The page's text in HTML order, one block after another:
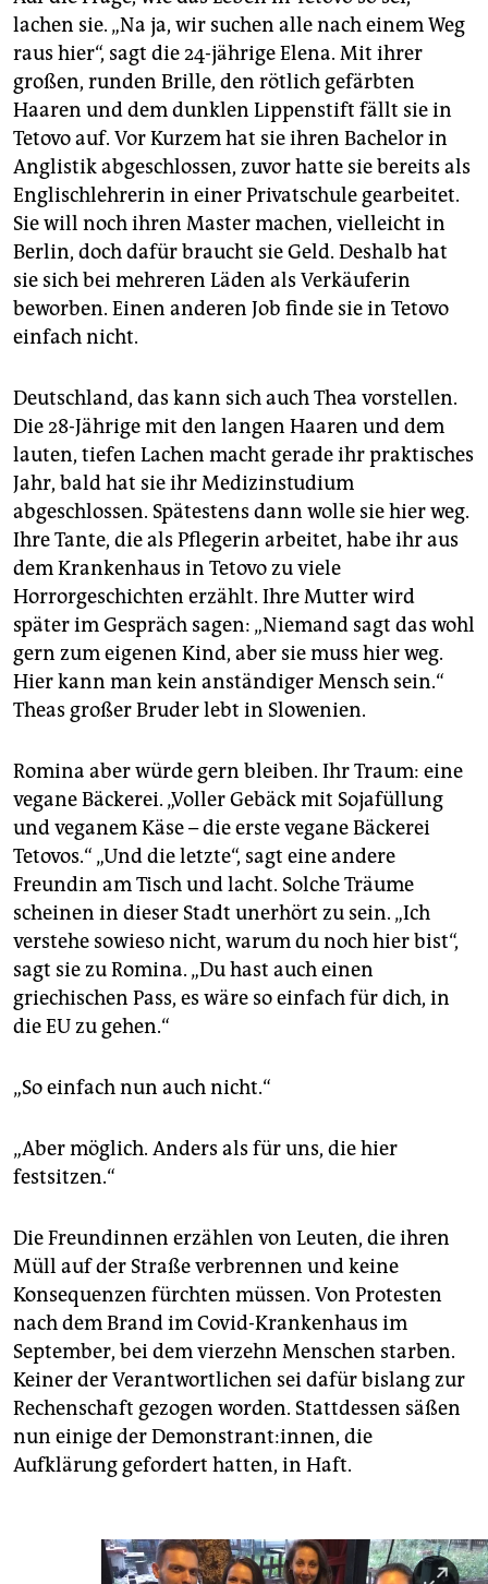
lachen sie. „Na ja, wir suchen alle nach einem Weg
raus hier“, sagt die 24-jährige Elena. Mit ihrer
großen, runden Brille, den rötlich gefärbten
Haaren und dem dunklen Lippenstift fällt sie in
Tetovo auf. Vor Kurzem hat sie ihren Bachelor in
Anglistik abgeschlossen, zuvor hatte sie bereits als
Englischlehrerin in einer Privatschule gearbeitet.
Sie will noch ihren Master machen, vielleicht in
Berlin, doch dafür braucht sie Geld. Deshalb hat
sie sich bei mehreren Läden als Verkäuferin
beworben. Einen anderen Job finde sie in Tetovo
einfach nicht.
Deutschland, das kann sich auch Thea vorstellen.
Die 28-Jährige mit den langen Haaren und dem
lauten, tiefen Lachen macht gerade ihr praktisches
Jahr, bald hat sie ihr Medizinstudium
abgeschlossen. Spätestens dann wolle sie hier weg.
Ihre Tante, die als Pflegerin arbeitet, habe ihr aus
dem Krankenhaus in Tetovo zu viele
Horrorgeschichten erzählt. Ihre Mutter wird
später im Gespräch sagen: „Niemand sagt das wohl
gern zum eigenen Kind, aber sie muss hier weg.
Hier kann man kein anständiger Mensch sein.“
Theas großer Bruder lebt in Slowenien.
Romina aber würde gern bleiben. Ihr Traum: eine
vegane Bäckerei. „Voller Gebäck mit Sojafüllung
und veganem Käse – die erste vegane Bäckerei
Tetovos.“ „Und die letzte“, sagt eine andere
Freundin am Tisch und lacht. Solche Träume
scheinen in dieser Stadt unerhört zu sein. „Ich
verstehe sowieso nicht, warum du noch hier bist“,
sagt sie zu Romina. „Du hast auch einen
griechischen Pass, es wäre so einfach für dich, in
die EU zu gehen.“
„So einfach nun auch nicht.“
„Aber möglich. Anders als für uns, die hier
festsitzen.“
Die Freundinnen erzählen von Leuten, die ihren
Müll auf der Straße verbrennen und keine
Konsequenzen fürchten müssen. Von Protesten
nach dem Brand im Covid-Krankenhaus im
September, bei dem vierzehn Menschen starben.
Keiner der Verantwortlichen sei dafür bislang zur
Rechenschaft gezogen worden. Stattdessen säßen
nun einige der Demonstrant:innen, die
Aufklärung gefordert hatten, in Haft.